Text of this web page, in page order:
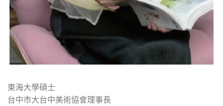
東海大學碩士
台中市大台中美術協會理事長